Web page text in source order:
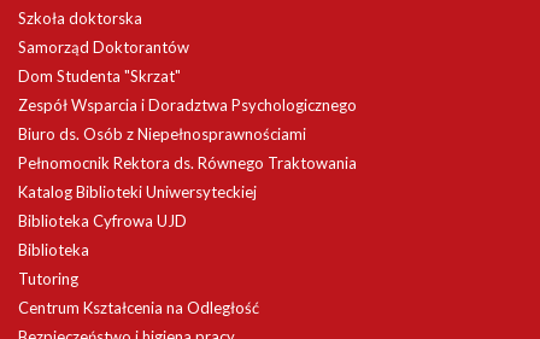
Szkoła doktorska
Samorząd Doktorantów
Dom Studenta "Skrzat"
Zespół Wsparcia i Doradztwa Psychologicznego
Biuro ds. Osób z Niepełnosprawnościami
Pełnomocnik Rektora ds. Równego Traktowania
Katalog Biblioteki Uniwersyteckiej
Biblioteka Cyfrowa UJD
Biblioteka
Tutoring
Centrum Kształcenia na Odległość